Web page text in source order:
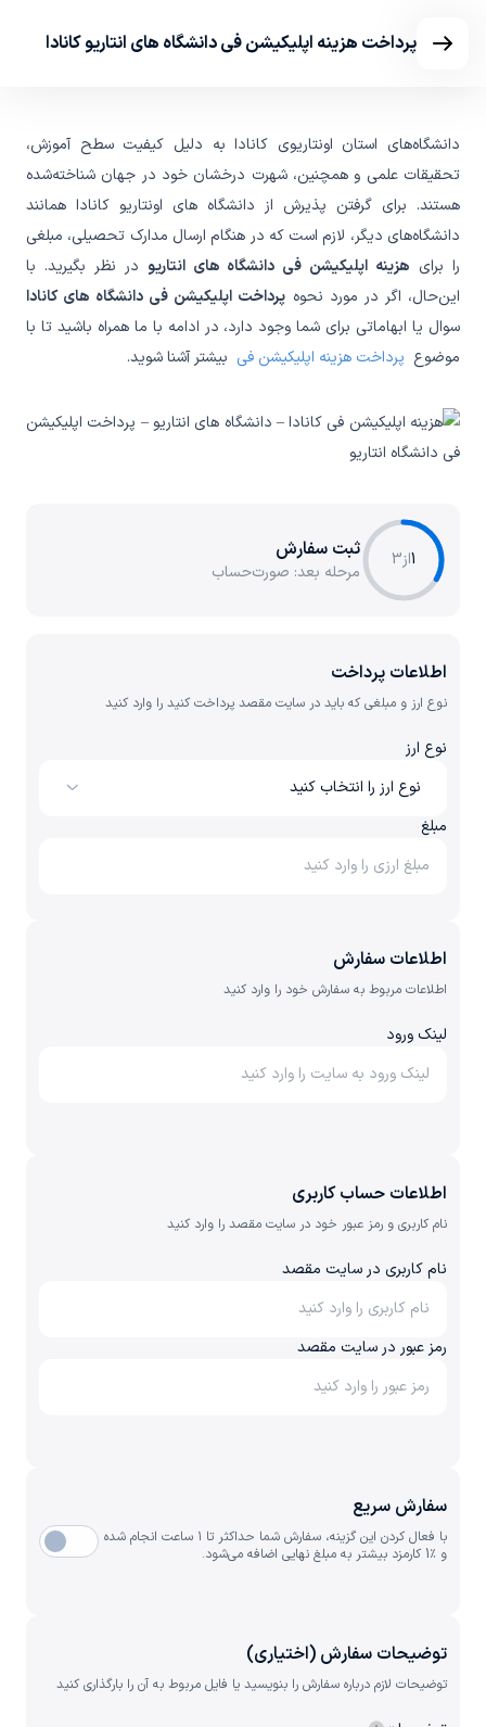
پرداخت هزینه اپلیکیشن فی دانشگاه های انتاریو کانادا
دانشگاه‌های استان اونتاریوی کانادا به دلیل کیفیت سطح آموزش،
تحقیقات علمی و همچنین، شهرت درخشان خود در جهان شناخته‌شده
هستند. برای گرفتن پذیرش از دانشگاه‌ های اونتاریو کانادا همانند
دانشگاه‌های دیگر، لازم است که در هنگام ارسال مدارک تحصیلی، مبلغی
را برای هزینه اپلیکیشن فی دانشگاه های انتاریو در نظر بگیرید. با
این‌حال، اگر در مورد نحوه پرداخت اپلیکیشن فی دانشگاه های کانادا
سوال یا ابهاماتی برای شما وجود دارد، در ادامه با ما همراه باشید تا با
موضوع پرداخت هزینه اپلیکیشن فی بیشتر آشنا شوید.
1از3 ثبت سفارش
مرحله بعد: صورت‌حساب
اطلاعات پرداخت
نوع ارز و مبلغی که باید در سایت مقصد پرداخت کنید را وارد کنید
نوع ارز
نوع ارز را انتخاب کنید
مبلغ
اطلاعات سفارش
اطلاعات مربوط به سفارش خود را وارد کنید
لینک ورود
اطلاعات حساب کاربری
نام کاربری و رمز عبور خود در سایت مقصد را وارد کنید
نام کاربری در سایت مقصد
رمز عبور در سایت مقصد
سفارش سریع
با فعال کردن این گزینه، سفارش شما حداکثر تا ۱ ساعت انجام شده
و ٪1 کارمزد بیشتر به مبلغ نهایی اضافه می‌شود.
توضیحات سفارش (اختیاری)
توضیحات لازم درباره سفارش را بنویسید یا فایل مربوط به آن را بارگذاری کنید